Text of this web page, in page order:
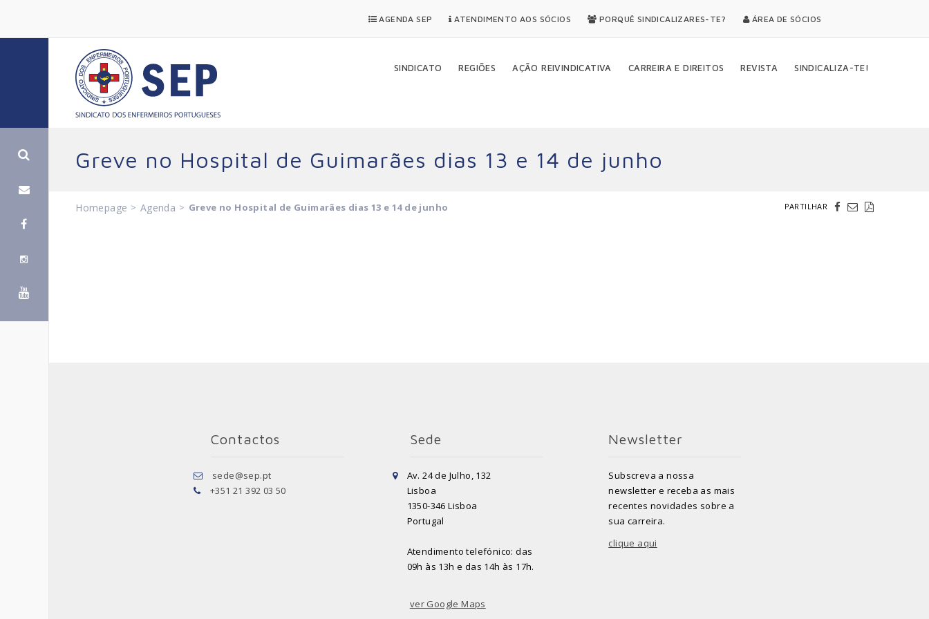
AGENDA SEP ATENDIMENTO AOS SÓCIOS PORQUÊ SINDICALIZARES-TE? ÁREA DE SÓCIOS
SINDICATO REGIÕES AÇÃO REIVINDICATIVA CARREIRA E DIREITOS REVISTA SINDICALIZA-TE!
Greve no Hospital de Guimarães dias 13 e 14 de junho
Homepage > Agenda > Greve no Hospital de Guimarães dias 13 e 14 de junho PARTILHAR
Contactos
sede@sep.pt
+351 21 392 03 50
Sede
Av. 24 de Julho, 132
Lisboa
1350-346 Lisboa
Portugal
Atendimento telefónico: das
09h às 13h e das 14h às 17h.
ver Google Maps
Newsletter
Subscreva a nossa
newsletter e receba as mais
recentes novidades sobre a
sua carreira.
clique aqui